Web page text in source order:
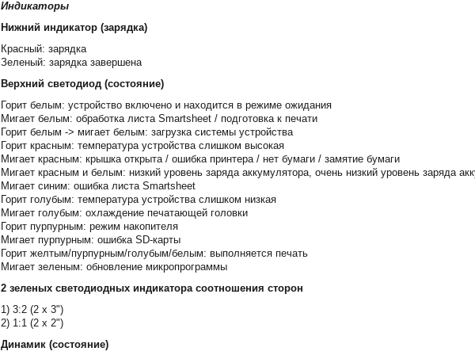
Индикаторы
Нижний индикатор (зарядка)
Красный: зарядка
Зеленый: зарядка завершена
Верхний светодиод (состояние)
Горит белым: устройство включено и находится в режиме ожидания
Мигает белым: обработка листа Smartsheet / подготовка к печати
Горит белым -> мигает белым: загрузка системы устройства
Горит красным: температура устройства слишком высокая
Мигает красным: крышка открыта / ошибка принтера / нет бумаги / замятие бумаги
Мигает красным и белым: низкий уровень заряда аккумулятора, очень низкий уровень заряда
Мигает синим: ошибка листа Smartsheet
Горит голубым: температура устройства слишком низкая
Мигает голубым: охлаждение печатающей головки
Горит пурпурным: режим накопителя
Мигает пурпурным: ошибка SD-карты
Горит желтым/пурпурным/голубым/белым: выполняется печать
Мигает зеленым: обновление микропрограммы
2 зеленых светодиодных индикатора соотношения сторон
1) 3:2 (2 x 3")
2) 1:1 (2 x 2")
Динамик (состояние)